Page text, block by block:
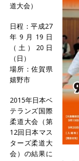
道大会）
日程：平成27
年9月19日
（土）20日
（日）
場所：佐賀県
嬉野市
2015年日本ベ
テランズ国際
柔道大会（第
12回日本マス
ターズ柔道大
会）の結果に